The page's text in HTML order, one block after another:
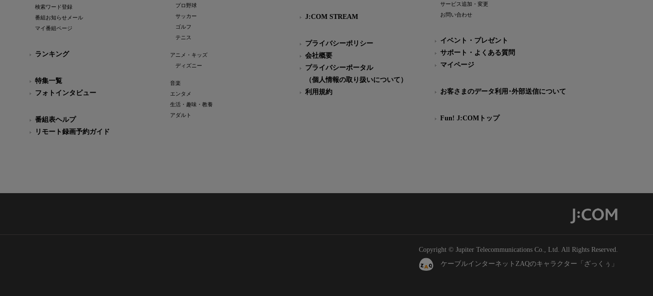
検索ワード登録
番組お知らせメール
マイ番組ページ
ランキング
特集一覧
フォトインタビュー
番組表ヘルプ
リモート録画予約ガイド
プロ野球
サッカー
ゴルフ
テニス
アニメ・キッズ
ディズニー
音楽
エンタメ
生活・趣味・教養
アダルト
J:COM STREAM
プライバシーポリシー
会社概要
プライバシーポータル
（個人情報の取り扱いについて）
利用規約
サービス追加・変更
お問い合わせ
イベント・プレゼント
サポート・よくある質問
マイページ
お客さまのデータ利用･外部送信について
Fun! J:COMトップ
Copyright © Jupiter Telecommunications Co., Ltd. All Rights Reserved.
ケーブルインターネットZAQのキャラクター「ざっくぅ」